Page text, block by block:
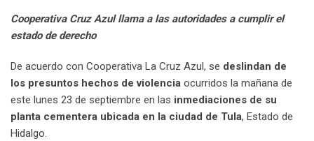
Cooperativa Cruz Azul llama a las autoridades a cumplir el
estado de derecho
De acuerdo con Cooperativa La Cruz Azul, se deslindan de
los presuntos hechos de violencia ocurridos la mañana de
este lunes 23 de septiembre en las inmediaciones de su
planta cementera ubicada en la ciudad de Tula, Estado de
Hidalgo.